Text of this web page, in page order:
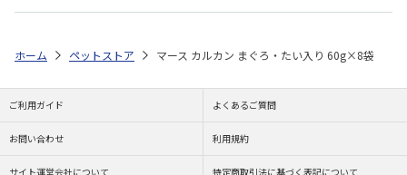
ホーム ペットストア マース カルカン まぐろ・たい入り 60g×8袋
ご利用ガイド よくあるご質問
お問い合わせ 利用規約
サイト運営会社について 特定商取引法に基づく表記について